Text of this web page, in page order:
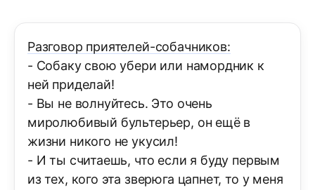
Разговор приятелей-собачников:
- Собаку свою убери или намордник к
ней приделай!
- Вы не волнуйтесь. Это очень
миролюбивый бультерьер, он ещё в
жизни никого не укусил!
- И ты считаешь, что если я буду первым
из тех, кого эта зверюга цапнет, то у меня